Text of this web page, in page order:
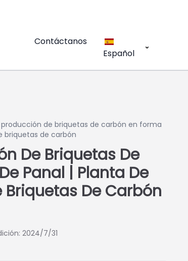
Contáctanos
Español
producción de briquetas de carbón en forma
briquetas de carbón
De Briquetas De
Panal | Planta De
De Carbón
2024/7/31